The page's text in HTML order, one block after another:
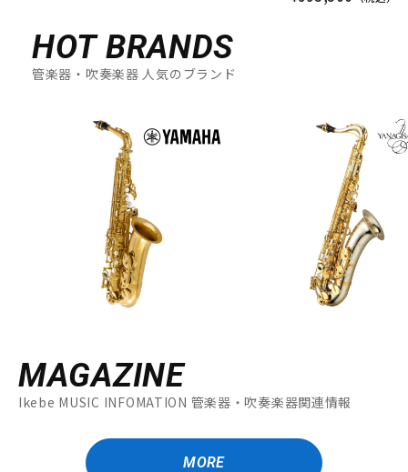
HOT BRANDS
管楽器・吹奏楽器 人気のブランド
MAGAZINE
Ikebe MUSIC INFOMATION 管楽器・吹奏楽器関連情報
MORE